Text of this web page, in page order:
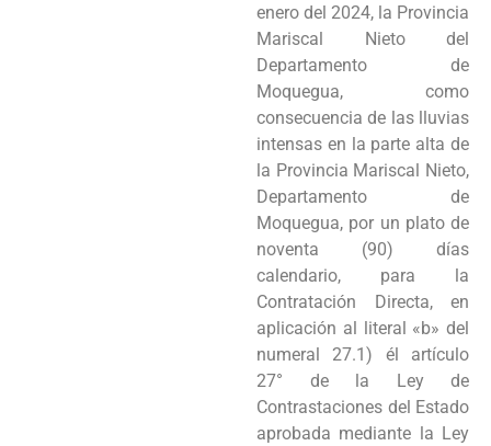
enero del 2024, la Provincia
Mariscal Nieto del
Departamento de
Moquegua, como
consecuencia de las lluvias
intensas en la parte alta de
la Provincia Mariscal Nieto,
Departamento de
Moquegua, por un plato de
noventa (90) días
calendario, para la
Contratación Directa, en
aplicación al literal «b» del
numeral 27.1) él artículo
27° de la Ley de
Contrastaciones del Estado
aprobada mediante la Ley